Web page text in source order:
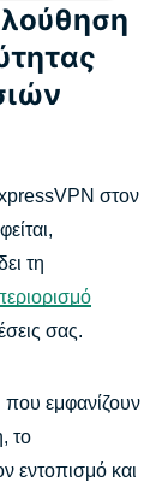
στον
τη
σας.
εμφανίζουν
το
εντοπισμό και